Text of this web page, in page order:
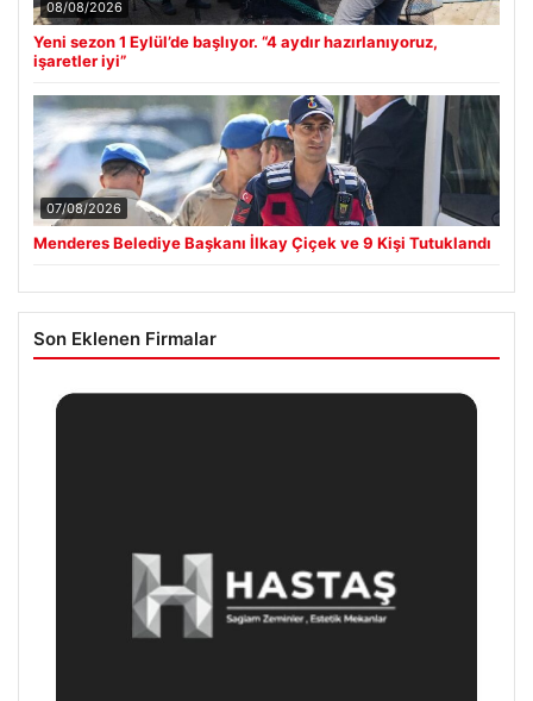
08/08/2026
Yeni sezon 1 Eylül’de başlıyor. “4 aydır hazırlanıyoruz,
işaretler iyi”
07/08/2026
Menderes Belediye Başkanı İlkay Çiçek ve 9 Kişi Tutuklandı
Son Eklenen Firmalar